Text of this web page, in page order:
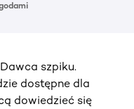
szpiku.
dostępne dla
dowiedzieć się